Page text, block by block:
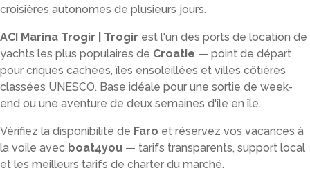
croisières autonomes de plusieurs jours.
ACI Marina Trogir | Trogir est l'un des ports de location de
yachts les plus populaires de Croatie — point de départ
pour criques cachées, îles ensoleillées et villes côtières
classées UNESCO. Base idéale pour une sortie de week-
end ou une aventure de deux semaines d'île en île.
Vérifiez la disponibilité de Faro et réservez vos vacances à
la voile avec boat4you — tarifs transparents, support local
et les meilleurs tarifs de charter du marché.